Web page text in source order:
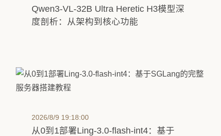
Qwen3-VL-32B Ultra Heretic H3模型深
度剖析：从架构到核心功能
2026/8/9 19:18:00
从0到1部署Ling-3.0-flash-int4：基于